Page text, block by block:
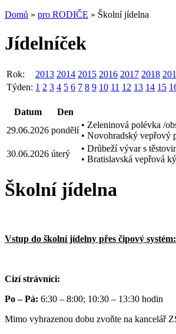
Domů » pro RODIČE » Školní jídelna
Jídelníček
Rok: 2013 2014 2015 2016 2017 2018
Týden: 1 2 3 4 5 6 7 8 9 10 11 12 13 14 15
Datum Den
29.06.2026 pondělí
• Zeleninová polévka /
• Novohradský vepřový
30.06.2026 úterý
• Drůbeží vývar s
• Bratislavská vepřová
Školní jídelna
Vstup do školní jídelny přes čipový systém:
Cizí strávníci:
Po – Pá: 6:30 – 8:00; 10:30 – 13:30 hodin
Mimo vyhrazenou dobu zvoňte na kancelář